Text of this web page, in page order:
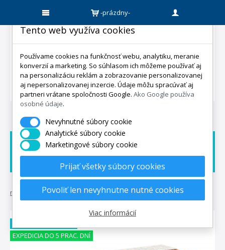
-prázdny-
Doprava zadarmo
Dárek zadarmo
Expedicia do 5 dní
mpo-matrace.sk • matrace 1+1 zadarmo•matrac 1+1 fantasy
EXPEDICIA DO 5 PRAC. DNÍ
Tento web využíva cookies
Používame cookies na funkčnosť webu, analytiku, meranie
konverzií a marketing. So súhlasom ich môžeme používať aj
na personalizáciu reklám a zobrazovanie personalizovanej
aj nepersonalizovanej inzercie. Údaje môžu spracúvať aj
partneri vrátane spoločnosti Google. Ako Google používa
osobné údaje.
Nevyhnutné súbory cookie
Analytické súbory cookie
Marketingové súbory cookie
Prijať všetky súbory cookies
Povoliť len nevyhnutne nutné cookies
Viac informácií